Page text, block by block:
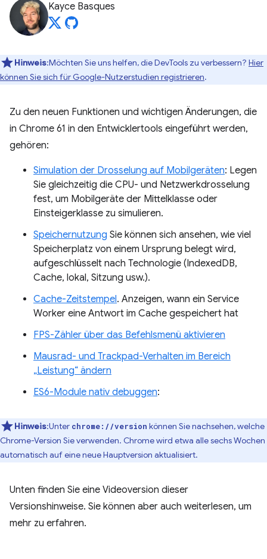
Kayce Basques
Hinweis:Möchten Sie uns helfen, die DevTools zu verbessern? Hier
können Sie sich für Google-Nutzerstudien registrieren.
Zu den neuen Funktionen und wichtigen Änderungen, die
in Chrome 61 in den Entwicklertools eingeführt werden,
gehören:
Simulation der Drosselung auf Mobilgeräten: Legen
Sie gleichzeitig die CPU- und Netzwerkdrosselung
fest, um Mobilgeräte der Mittelklasse oder
Einsteigerklasse zu simulieren.
Speichernutzung Sie können sich ansehen, wie viel
Speicherplatz von einem Ursprung belegt wird,
aufgeschlüsselt nach Technologie (IndexedDB,
Cache, lokal, Sitzung usw.).
Cache-Zeitstempel. Anzeigen, wann ein Service
Worker eine Antwort im Cache gespeichert hat
FPS-Zähler über das Befehlsmenü aktivieren
Mausrad- und Trackpad-Verhalten im Bereich
„Leistung“ ändern
ES6-Module nativ debuggen:
Hinweis:Unter chrome://version können Sie nachsehen, welche
Chrome-Version Sie verwenden. Chrome wird etwa alle sechs Wochen
automatisch auf eine neue Hauptversion aktualisiert.
Unten finden Sie eine Videoversion dieser
Versionshinweise. Sie können aber auch weiterlesen, um
mehr zu erfahren.